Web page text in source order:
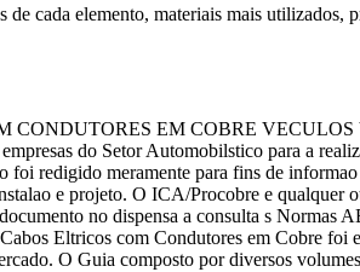
cada elemento, materiais mais utilizados,
EM COBRE
empresas do Setor Automobilstico para a
meramente para fins de informao
e projeto. O ICA/Procobre e
no dispensa a consulta s
Eltricos com Condutores em Cobre foi
O Guia composto por diversos